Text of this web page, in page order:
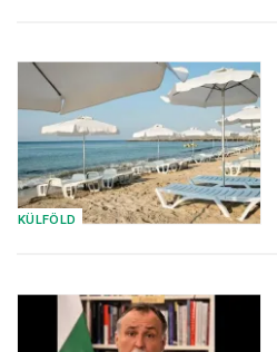
KÜLFÖLD